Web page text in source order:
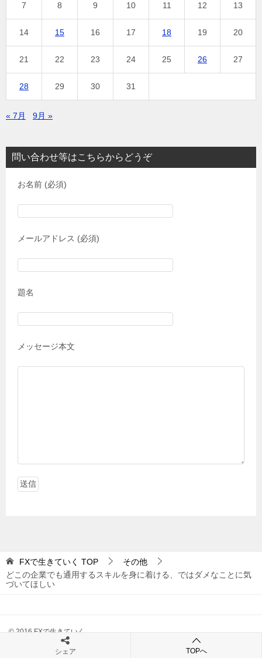
7 8 9 10 11 12 13
14 15 16 17 18 19 20
21 22 23 24 25 26 27
28 29 30 31
« 7月 9月 »
問い合わせ等はこちらからどうぞ
お名前 (必須)
メールアドレス (必須)
題名
メッセージ本文
FXで生きていく TOP
その他
どこの企業でも通用するスキルを身に着ける、ではダメなことに気
づいてほしい
© 2016 FXで生きていく
シェア TOPへ